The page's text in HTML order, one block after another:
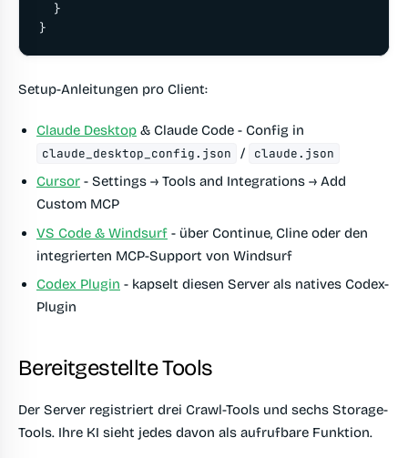
  }
}
Setup-Anleitungen pro Client:
Claude Desktop & Claude Code - Config in
claude_desktop_config.json / claude.json
Cursor - Settings → Tools and Integrations → Add
Custom MCP
VS Code & Windsurf - über Continue, Cline oder den
integrierten MCP-Support von Windsurf
Codex Plugin - kapselt diesen Server als natives Codex-
Plugin
Bereitgestellte Tools
Der Server registriert drei Crawl-Tools und sechs Storage-
Tools. Ihre KI sieht jedes davon als aufrufbare Funktion.